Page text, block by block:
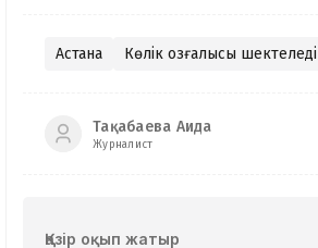
Астана Көлік қозғалысы шектеледі
Тақабаева Аида
Журналист
Қазір оқып жатыр